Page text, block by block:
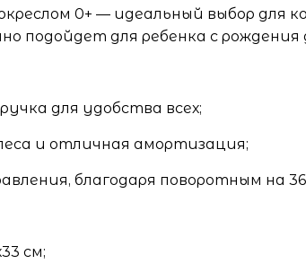
0+ — идеальный выбор для
подойдет для ребенка с рождения
для удобства всех;
и отличная амортизация;
благодаря поворотным на
см;